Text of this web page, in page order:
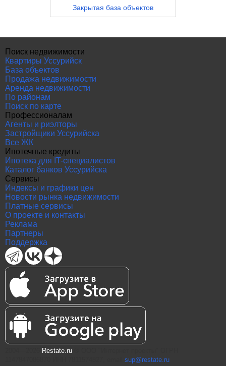
Закрытая база объектов
Поиск недвижимости
Квартиры Уссурийск
База объектов
Продажа недвижимости
Аренда недвижимости
По районам
Поиск по карте
Профессионалам
Агенты и риэлторы
Застройщики Уссурийска
Все ЖК
Ипотечные кредиты
Ипотека для IT-специалистов
Каталог банков Уссурийска
Сервисы
Индексы и графики цен
Новости рынка недвижимости
Платные сервисы
О проекте и контакты
Реклама
Партнеры
Поддержка
Restate.ru
sup@restate.ru